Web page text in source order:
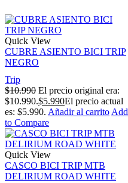
Quick View
CUBRE ASIENTO BICI TRIP
NEGRO
Trip
$10.990 El precio original era:
$10.990.$5.990El precio actual
es: $5.990. Añadir al carrito Add
to Compare
Quick View
CASCO BICI TRIP MTB
DELIRIUM ROAD WHITE